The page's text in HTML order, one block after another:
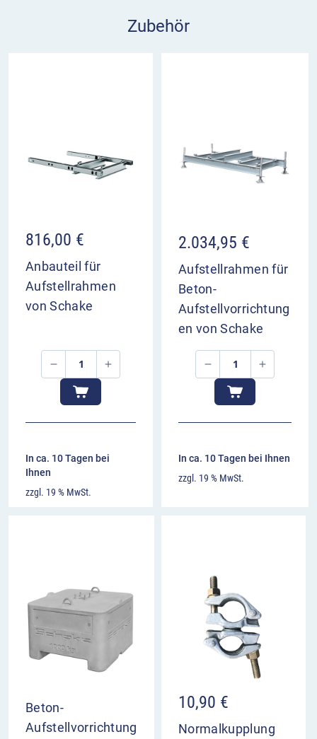
Zubehör
816,00 €
Anbauteil für
Aufstellrahmen
von Schake
In ca. 10 Tagen bei
Ihnen
zzgl. 19 % MwSt.
2.034,95 €
Aufstellrahmen für
Beton-
Aufstellvorrichtung
en von Schake
In ca. 10 Tagen bei Ihnen
zzgl. 19 % MwSt.
Beton-
Aufstellvorrichtung
10,90 €
Normalkupplung